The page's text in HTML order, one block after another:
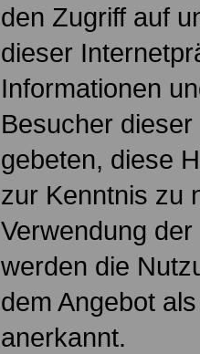
den Zugriff auf
dieser
Informationen
Besucher
gebeten, diese
zur Kenntnis zu
Verwendung
werden die
dem Angebot
anerkannt.